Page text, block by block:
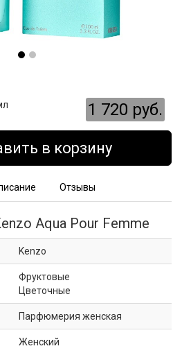
1 720 руб.
в корзину
Отзывы
Aqua Pour Femme
Kenzo
Фруктовые
Цветочные
Парфюмерия женская
Женский